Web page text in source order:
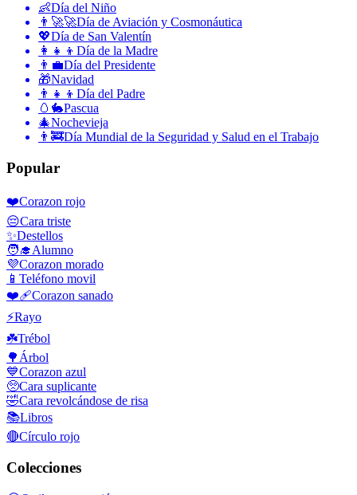
👶Día del Niño
👨‍🚀🚀Día de Aviación y Cosmonáutica
💖Día de San Valentín
👩‍👧‍👦 Día de la Madre
👨‍💼Día del Presidente
🎁Navidad
👨‍👧‍👦 Día del Padre
🥚🐇Pascua
🎄Nochevieja
👨‍🚒Día Mundial de la Seguridad y Salud en el Trabajo
Popular
❤️Corazon rojo
😔Cara triste
✨Destellos
🧑‍🎓Alumno
💜Corazon morado
📱 Teléfono movil
❤️‍🩹Corazon sanado
⚡Rayo
☘️Trébol
🌳 Árbol
💙Corazon azul
🥺Cara suplicante
🤣Cara revolcándose de risa
📚Libros
🔴Círculo rojo
Colecciones